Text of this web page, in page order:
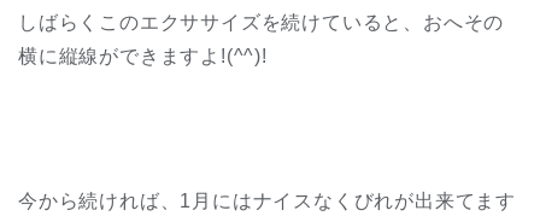
しばらくこのエクササイズを続けていると、おへその
横に縦線ができますよ!(^^)!
今から続ければ、1月にはナイスなくびれが出来てます